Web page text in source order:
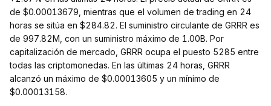
de $0.00013679, mientras que el volumen de trading en 24
horas se sitúa en $284.82. El suministro circulante de GRRR es
de 997.82M, con un suministro máximo de 1.00B. Por
capitalización de mercado, GRRR ocupa el puesto 5285 entre
todas las criptomonedas. En las últimas 24 horas, GRRR
alcanzó un máximo de $0.00013605 y un mínimo de
$0.00013158.